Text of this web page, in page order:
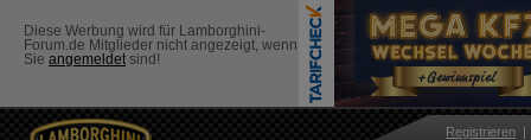
Diese Werbung wird für Lamborghini-
Forum.de Mitglieder nicht angezeigt, wenn
Sie angemeldet sind!
Registrieren